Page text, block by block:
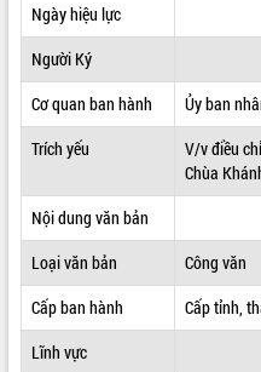
THÔNG TIN CHỈ ĐẠO ĐIỀU HÀNH
HỆ THỐNG VĂN BẢN
VĂN BẢN HĐND TỈNH
ĐIỂM TIN VĂN BẢN
Ngày hiệu lực
Người Ký
Cơ quan ban hành
Ủy ban
Trích yếu
V/v điều
Chùa
Nội dung văn bản
Loại văn bản
Công văn
Cấp ban hành
Cấp tỉnh,
Lĩnh vực